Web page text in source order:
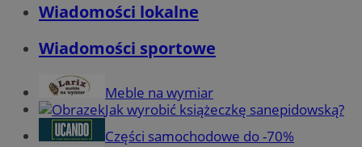
Wiadomości lokalne
Wiadomości sportowe
Meble na wymiar
Jak wyrobić książeczkę sanepidowską?
Części samochodowe do -70%